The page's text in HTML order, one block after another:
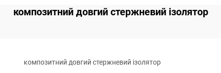
композитний довгий стержневий ізолятор
композитний довгий стержневий ізолятор